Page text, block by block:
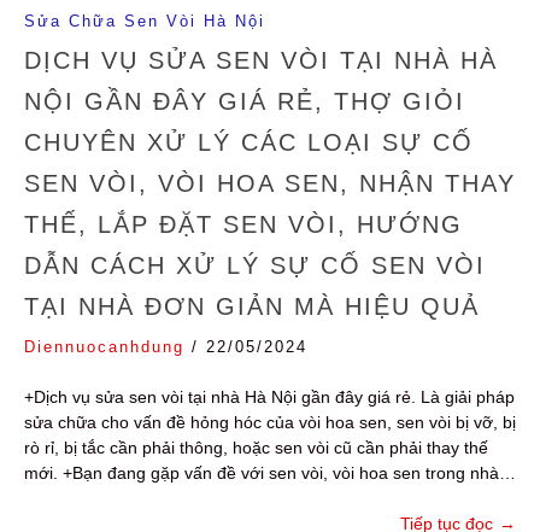
Sửa Chữa Sen Vòi Hà Nội
DỊCH VỤ SỬA SEN VÒI TẠI NHÀ HÀ
NỘI GẦN ĐÂY GIÁ RẺ, THỢ GIỎI
CHUYÊN XỬ LÝ CÁC LOẠI SỰ CỐ
SEN VÒI, VÒI HOA SEN, NHẬN THAY
THẾ, LẮP ĐẶT SEN VÒI, HƯỚNG
DẪN CÁCH XỬ LÝ SỰ CỐ SEN VÒI
TẠI NHÀ ĐƠN GIẢN MÀ HIỆU QUẢ
Diennuocanhdung / 22/05/2024
+Dịch vụ sửa sen vòi tại nhà Hà Nội gần đây giá rẻ. Là giải pháp
sửa chữa cho vấn đề hỏng hóc của vòi hoa sen, sen vòi bị vỡ, bị
rò rỉ, bị tắc cần phải thông, hoặc sen vòi cũ cần phải thay thế
mới. +Bạn đang gặp vấn đề với sen vòi, vòi hoa sen trong nhà…
Tiếp tục đọc →